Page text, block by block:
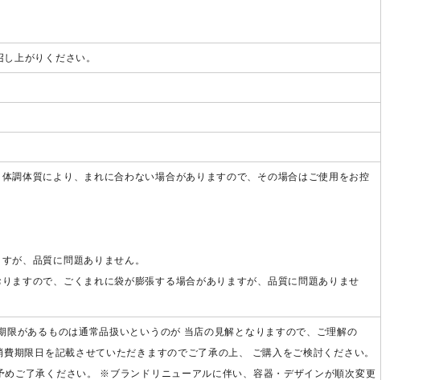
上がりください。
調体質により、まれに合わない場合がありますので、その場合はご使用をお控
が、品質に問題ありません。
ますので、ごくまれに袋が膨張する場合がありますが、品質に問題ありませ
があるものは通常品扱いというのが 当店の見解となりますので、ご理解の
期限日を記載させていただきますのでご了承の上、 ご購入をご検討ください。
ご了承ください。 ※ブランドリニューアルに伴い、容器・デザインが順次変更